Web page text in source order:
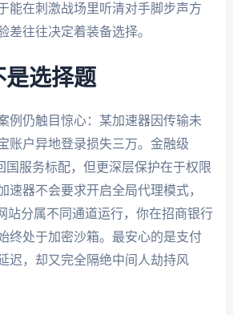
能在刺激战场里听清对手脚步声方
往往决定着装备选择。
是选择题
例仍触目惊心：某加速器因传输未
账户异地登录损失三万。金融级
国服务标配，但更深层保护在于权限
速器不会要求开启全局代理模式，
站分属不同通道运行，你在招商银行
终处于加密沙箱。最安心的是支付
迟，却又完全隔绝中间人劫持风